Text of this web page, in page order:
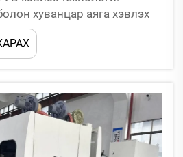
хуванцар аяга хэвлэх
Ямар ч порогүй
нарийвчлалын өнгийг
боодол хэрхэн
гладкий гадаргуунд шууд